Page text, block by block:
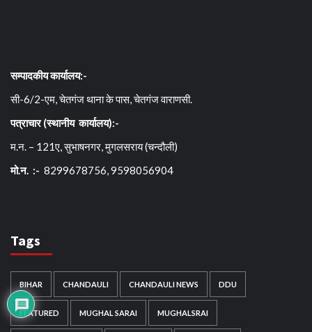
सम्पादकीय कार्यालय:-
सी-6/2-एम, चेतगंज थाना के पास, चेतगंज वाराणसी.
पत्राचार (स्थानीय कार्यालय):-
म.न. – 121ए, सुभाषनगर, मुगलसराय (चन्दौली)
मो.न. :- 8299678756, 9598056904
Tags
BIHAR CHANDAULI CHANDAULI NEWS DDU
FEATURED MUGHAL SARAI MUGHALSRAI